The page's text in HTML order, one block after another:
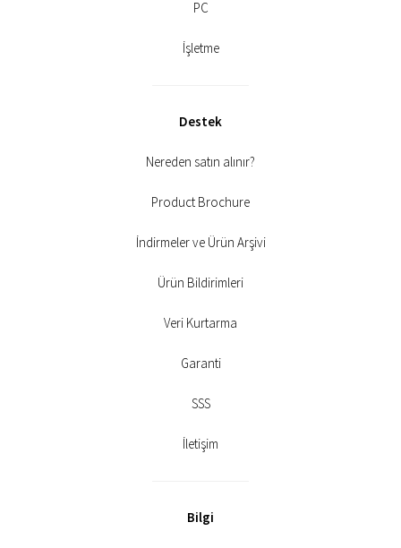
PC
İşletme
Destek
Nereden satın alınır?
Product Brochure
İndirmeler ve Ürün Arşivi
Ürün Bildirimleri
Veri Kurtarma
Garanti
SSS
İletişim
Bilgi